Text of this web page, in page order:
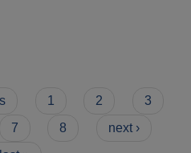
1 2
3
7 8
next ›